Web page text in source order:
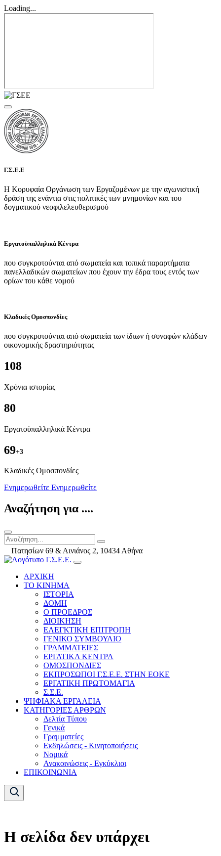
Loading...
Γ.Σ.Ε.Ε
Η Κορυφαία Οργάνωση των Εργαζομένων με την αγωνιστική
δράση της ενάντια στις πολιτικές των μνημονίων και του
δογματικού νεοφιλελευθερισμού
Εργατοϋπαλληλικά Κέντρα
που συγκροτούνται από σωματεία και τοπικά παραρτήματα
πανελλαδικών σωματείων που έχουν την έδρα τους εντός των
ορίων του κάθε νομού
Κλαδικές Ομοσπονδίες
που συγκροτούνται από σωματεία των ίδιων ή συναφών κλάδων
οικονομικής δραστηριότητας
108
Χρόνια ιστορίας
80
Εργατοϋπαλληλικά Κέντρα
69+3
Kλαδικές Ομοσπονδίες
Ενημερωθείτε Ενημερωθείτε
Αναζήτηση για ....
Πατησίων 69 & Αινιάνος 2, 10434 Αθήνα
ΑΡΧΙΚΗ
ΤΟ ΚΙΝΗΜΑ
ΙΣΤΟΡΙΑ
ΔΟΜΗ
Ο ΠΡΟΕΔΡΟΣ
ΔΙΟΙΚΗΣΗ
ΕΛΕΓΚΤΙΚΗ ΕΠΙΤΡΟΠΗ
ΓΕΝΙΚΟ ΣΥΜΒΟΥΛΙΟ
ΓΡΑΜΜΑΤΕΙΕΣ
ΕΡΓΑΤΙΚΑ ΚΕΝΤΡΑ
ΟΜΟΣΠΟΝΔΙΕΣ
ΕΚΠΡΟΣΩΠΟΙ Γ.Σ.Ε.Ε. ΣΤΗΝ ΕΟΚΕ
ΕΡΓΑΤΙΚΗ ΠΡΩΤΟΜΑΓΙΑ
Σ.Σ.Ε.
ΨΗΦΙΑΚΑ ΕΡΓΑΛΕΙΑ
ΚΑΤΗΓΟΡΙΕΣ ΑΡΘΡΩΝ
Δελτία Τύπου
Γενικά
Γραμματείες
Εκδηλώσεις - Κινητοποιήσεις
Νομικά
Ανακοινώσεις - Εγκύκλιοι
ΕΠΙΚΟΙΝΩΝΙΑ
Η σελίδα δεν υπάρχει